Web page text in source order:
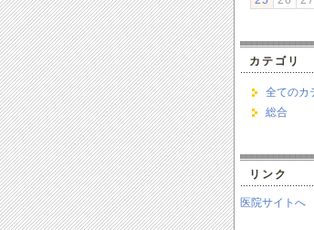
カテゴリ
全てのカ
総合
リンク
医院サイトへ